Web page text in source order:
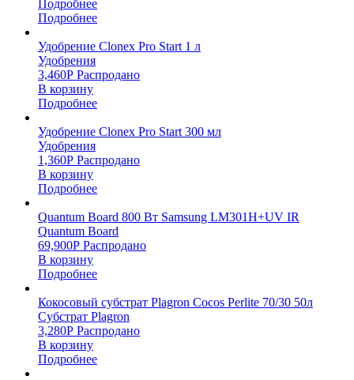
Подробнее
Подробнее
Удобрение Clonex Pro Start 1 л
Удобрения
3,460Р Распродано
В корзину
Подробнее
Удобрение Clonex Pro Start 300 мл
Удобрения
1,360Р Распродано
В корзину
Подробнее
Quantum Board 800 Вт Samsung LM301H+UV IR
Quantum Board
69,900Р Распродано
В корзину
Подробнее
Кокосовый субстрат Plagron Cocos Perlite 70/30 50л
Субстрат Plagron
3,280Р Распродано
В корзину
Подробнее